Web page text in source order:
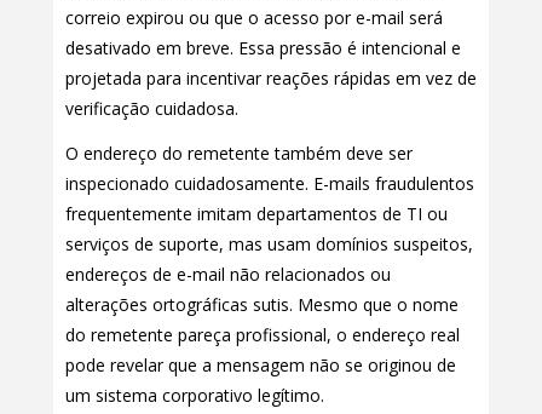
correio expirou ou que o acesso por e-mail será
desativado em breve. Essa pressão é intencional e
projetada para incentivar reações rápidas em vez de
verificação cuidadosa.
O endereço do remetente também deve ser
inspecionado cuidadosamente. E-mails fraudulentos
frequentemente imitam departamentos de TI ou
serviços de suporte, mas usam domínios suspeitos,
endereços de e-mail não relacionados ou
alterações ortográficas sutis. Mesmo que o nome
do remetente pareça profissional, o endereço real
pode revelar que a mensagem não se originou de
um sistema corporativo legítimo.